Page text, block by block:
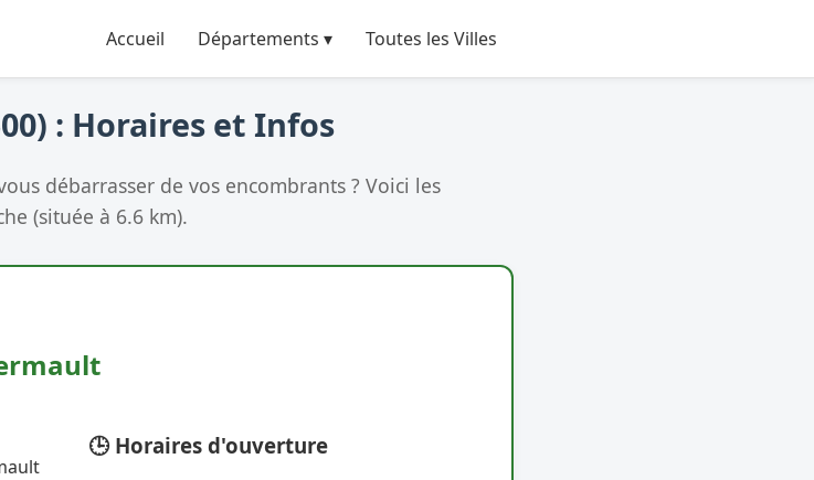
Accueil Départements ▾ Toutes les Villes
: Horaires et Infos
débarrasser de vos encombrants ? Voici les
(située à 6.6 km).
🕒 Horaires d'ouverture